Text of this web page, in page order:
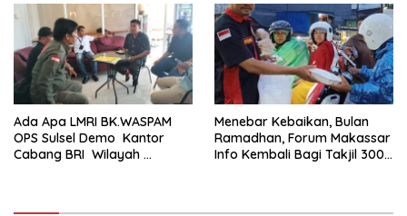
Ada Apa LMRI BK.WASPAM
OPS Sulsel Demo Kantor
Cabang BRI Wilayah
Menebar Kebaikan, Bulan
Ramadhan, Forum Makassar
Info Kembali Bagi Takjil 300